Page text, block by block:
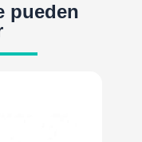
pueden